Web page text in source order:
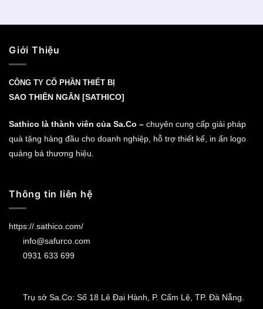
Giới Thiệu
CÔNG TY CỔ PHẦN THIẾT BỊ
SAO THIÊN NGÂN [SATHICO]
Sathico là thành viên của Sa.Co – chuyên cung cấp giải pháp
quà tặng hàng đầu cho doanh nghiệp, hỗ trợ thiết kế, in ấn logo
quảng bá thương hiệu.
Thông tin liên hệ
https://.sathico.com/
info@safurco.com
0931 633 699
Trụ sở Sa.Co: Số 18 Lê Đại Hành, P. Cẩm Lệ, TP. Đà Nẵng.